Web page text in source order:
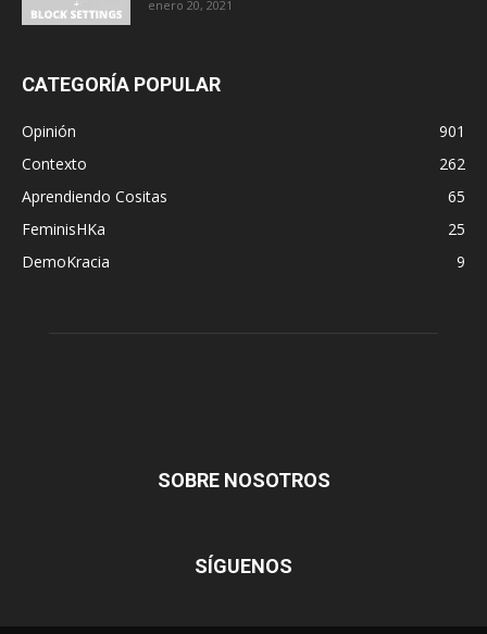
enero 20, 2021
CATEGORÍA POPULAR
Opinión
901
Contexto
262
Aprendiendo Cositas
65
FeminisHKa
25
DemoKracia
9
SOBRE NOSOTROS
SÍGUENOS